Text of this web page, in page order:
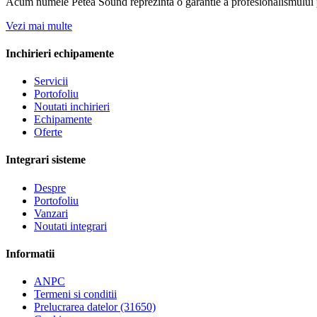
Vezi mai multe
Inchirieri echipamente
Servicii
Portofoliu
Noutati inchirieri
Echipamente
Oferte
Integrari sisteme
Despre
Portofoliu
Vanzari
Noutati integrari
Informatii
ANPC
Termeni si conditii
Prelucrarea datelor (31650)